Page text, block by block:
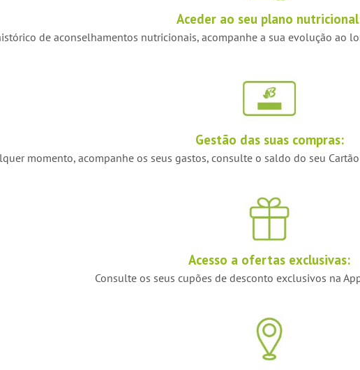
Aceder ao seu plano
de aconselhamentos nutricionais, acompanhe a sua evolução ao
Gestão das suas compras:
momento, acompanhe os seus gastos, consulte o saldo do seu
Acesso a ofertas exclusivas:
Consulte os seus cupões de desconto exclusivos na